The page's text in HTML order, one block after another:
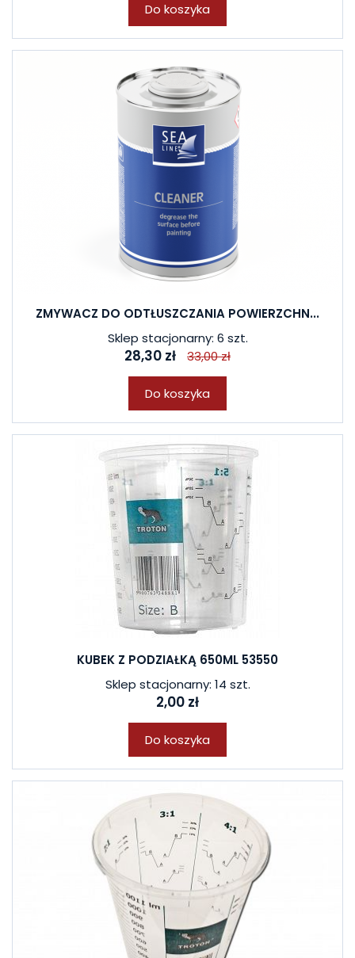
Do koszyka
ZMYWACZ DO ODTŁUSZCZANIA POWIERZCHN...
Sklep stacjonarny: 6 szt.
28,30 zł 33,00 zł
Do koszyka
KUBEK Z PODZIAŁKĄ 650ML 53550
Sklep stacjonarny: 14 szt.
2,00 zł
Do koszyka